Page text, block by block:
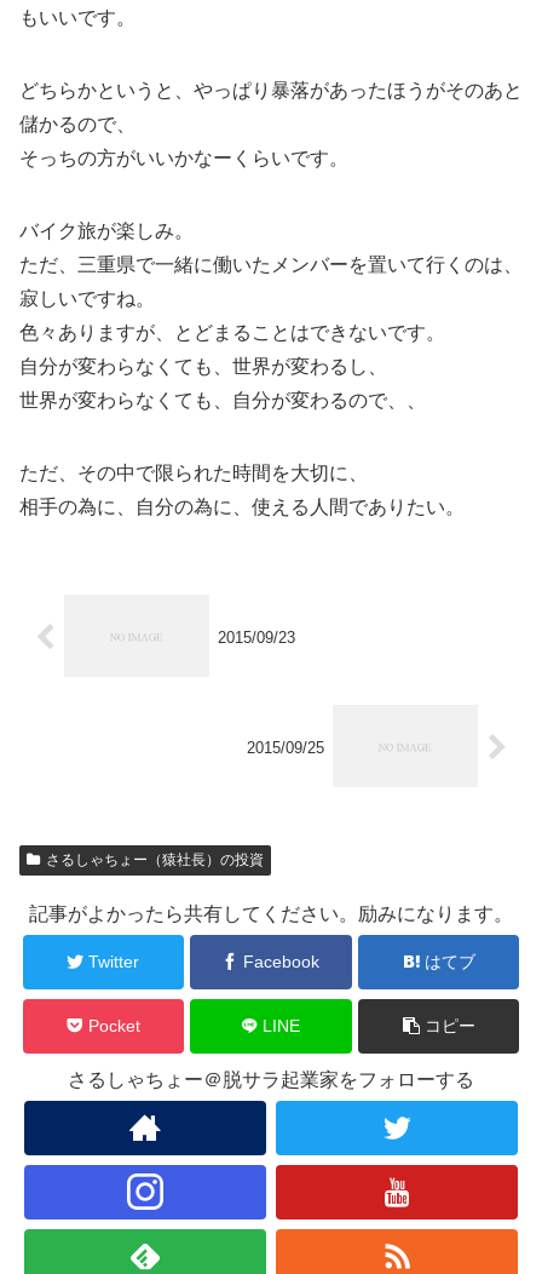
もいいです。
どちらかというと、やっぱり暴落があったほうがそのあと
儲かるので、
そっちの方がいいかなーくらいです。
バイク旅が楽しみ。
ただ、三重県で一緒に働いたメンバーを置いて行くのは、
寂しいですね。
色々ありますが、とどまることはできないです。
自分が変わらなくても、世界が変わるし、
世界が変わらなくても、自分が変わるので、、
ただ、その中で限られた時間を大切に、
相手の為に、自分の為に、使える人間でありたい。
2015/09/23
2015/09/25
さるしゃちょー（猿社長）の投資
記事がよかったら共有してください。励みになります。
Twitter Facebook はてブ
Pocket LINE コピー
さるしゃちょー＠脱サラ起業家をフォローする